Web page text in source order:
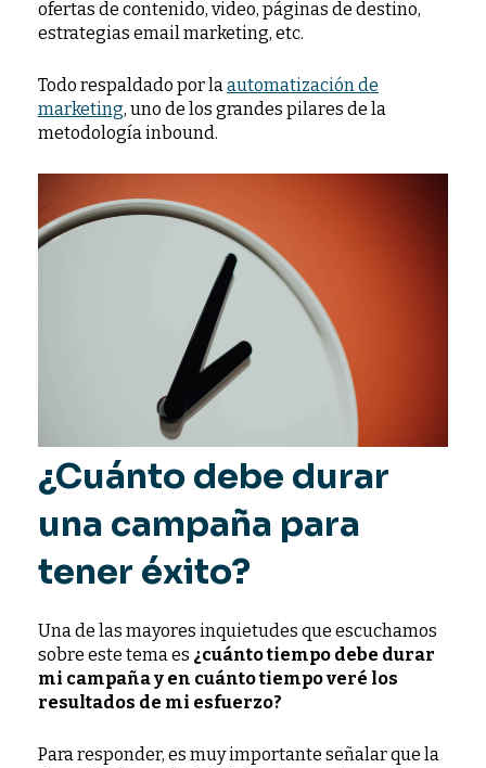
ofertas de contenido, video, páginas de destino,
estrategias email marketing, etc.
Todo respaldado por laautomatización de
marketing, uno de los grandes pilares de la
metodología inbound.
¿Cuánto debe durar
una campaña para
tener éxito?
Una de las mayores inquietudes que escuchamos
sobre este tema es ¿cuánto tiempo debe durar
mi campaña y en cuánto tiempo veré los
resultados de mi esfuerzo?
Para responder, es muy importante señalar que la